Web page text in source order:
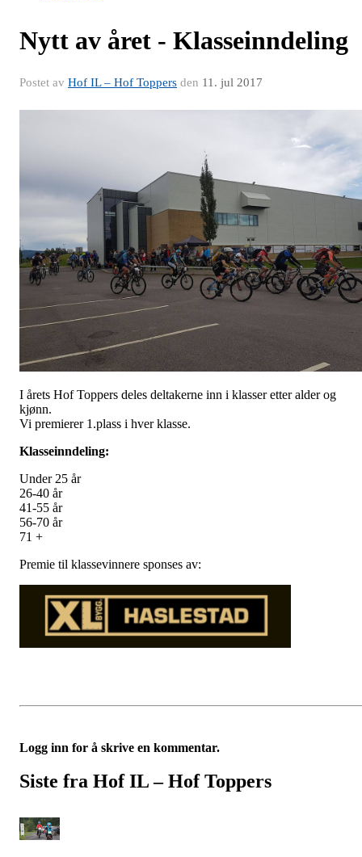
Nytt av året - Klasseinndeling
Postet av Hof IL – Hof Toppers den 11. jul 2017
I årets Hof Toppers deles deltakerne inn i klasser etter alder og
kjønn.
Vi premierer 1.plass i hver klasse.
Klasseinndeling:
Under 25 år
26-40 år
41-55 år
56-70 år
71 +
Premie til klassevinnere sponses av:
Logg inn for å skrive en kommentar.
Siste fra Hof IL – Hof Toppers